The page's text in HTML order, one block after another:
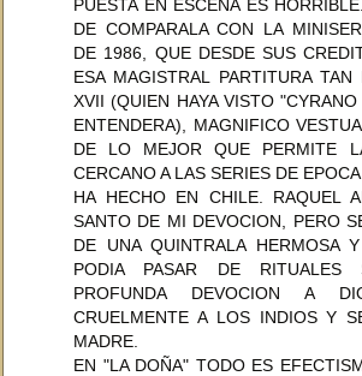
PUESTA EN ESCENA ES
DE COMPARALA CON LA
DE 1986, QUE DESDE SUS
ESA MAGISTRAL PARTITURA
XVII (QUIEN HAYA VISTO
ENTENDERA), MAGNIFICO
DE LO MEJOR QUE PERMITE
CERCANO A LAS SERIES DE
HA HECHO EN CHILE. RAQUEL
SANTO DE MI DEVOCION, PERO
DE UNA QUINTRALA HERMOSA
PODIA PASAR DE RITUALES
PROFUNDA DEVOCION A
CRUELMENTE A LOS INDIOS Y
MADRE.
EN "LA DOÑA" TODO ES